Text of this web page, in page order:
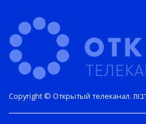
записям